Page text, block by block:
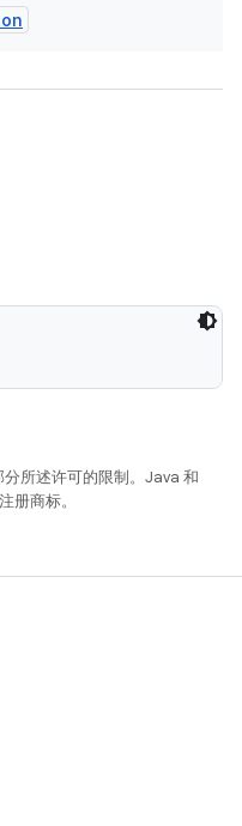
分所述许可的限制。Java 和
册商标。